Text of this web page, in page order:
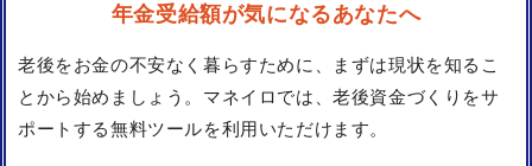
年金受給額が気になるあなたへ
老後をお金の不安なく暮らすために、まずは現状を知るこ
とから始めましょう。マネイロでは、老後資金づくりをサ
ポートする無料ツールを利用いただけます。